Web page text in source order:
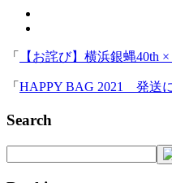
「 【お詫び】横浜銀蝿40th
「 HAPPY BAG 2021 発送
Search